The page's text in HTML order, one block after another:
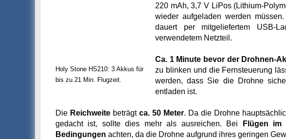
Holy Stone HS210: 3 Akkus für
bis zu 21 Min. Flugzeit.
220 mAh, 3,7 V LiPos (Lithium-
wieder aufgeladen werden
dauert per mitgeliefertem USB-
verwendetem Netzteil.
Ca. 1 Minute bevor der Drohnen-
zu blinken und die Fernsteuerung
werden, dass Sie die Drohne
entladen ist.
Die Reichweitebeträgt ca. 50 Meter. Da die Drohne
gedacht ist, sollte dies mehr als ausreichen. Bei
Flügen im
Bedingungen achten, da die Drohne aufgrund ihres geringen